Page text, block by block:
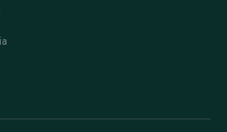
favorece el crecimiento de nuevo
popular entre quienes buscan una